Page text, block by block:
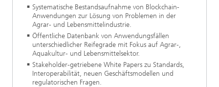
Systematische Bestandsaufnahme von Blockchain-
Anwendungen zur Lösung von Problemen in der
Agrar- und Lebensmittelindustrie.
Öffentliche Datenbank von Anwendungsfällen
unterschiedlicher Reifegrade mit Fokus auf Agrar‑,
Aquakultur- und Lebensmittelsektor.
Stakeholder-getriebene White Papers zu Standards,
Interoperabilität, neuen Geschäftsmodellen und
regulatorischen Fragen.